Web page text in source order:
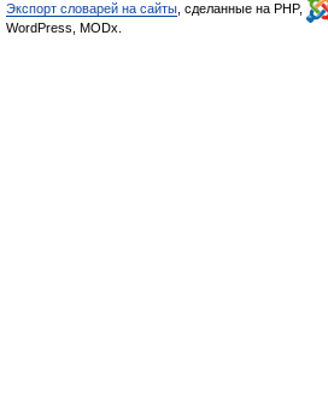
Экспорт словарей на сайты , сделанные на PHP,
WordPress, MODx.